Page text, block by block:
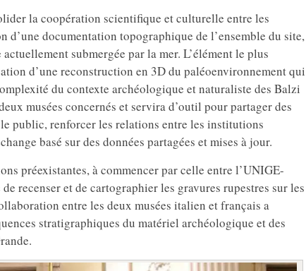
la coopération scientifique et culturelle entre les
d’une documentation topographique de l’ensemble du site,
submergée par la mer. L’élément le plus
d’une reconstruction en 3D du paléoenvironnement qui
du contexte archéologique et naturaliste des Balzi
musées concernés et servira d’outil pour partager des
public, renforcer les relations entre les institutions
basé sur des données partagées et mises à jour.
préexistantes, à commencer par celle entre l’UNIGE-
recenser et de cartographier les gravures rupestres sur les
entre les deux musées italien et français a
stratigraphiques du matériel archéologique et des